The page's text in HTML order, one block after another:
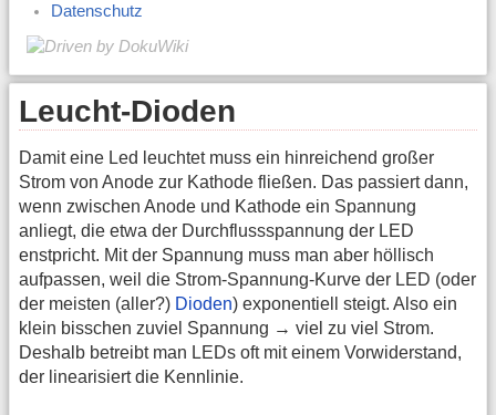
Datenschutz
Leucht-Dioden
Damit eine Led leuchtet muss ein hinreichend großer
Strom von Anode zur Kathode fließen. Das passiert dann,
wenn zwischen Anode und Kathode ein Spannung
anliegt, die etwa der Durchflussspannung der LED
enstpricht. Mit der Spannung muss man aber höllisch
aufpassen, weil die Strom-Spannung-Kurve der LED (oder
der meisten (aller?) Dioden) exponentiell steigt. Also ein
klein bisschen zuviel Spannung → viel zu viel Strom.
Deshalb betreibt man LEDs oft mit einem Vorwiderstand,
der linearisiert die Kennlinie.